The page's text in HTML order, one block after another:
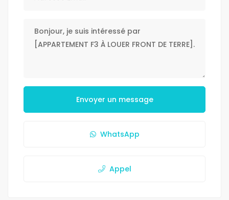
Envoyer un message
WhatsApp
Appel